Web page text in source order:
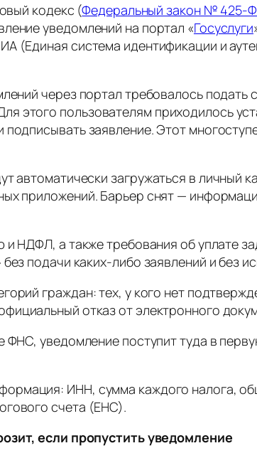
кодекс (Федеральный закон № 425-
уведомлений на портал «Госуслуги
(Единая система идентификации и
через портал требовалось подать
этого пользователям приходилось
заявление. Этот
автоматически загружаться в личный
приложений. Барьер снят —
НДФЛ, а также требования об уплате
подачи каких-либо заявлений и без
граждан: тех, у кого нет
отказ от электронного
ФНС, уведомление поступит туда в
ИНН, сумма каждого налога,
счета (ЕНС).
если пропустить уведомление